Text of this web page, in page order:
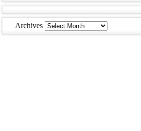
Archives Archives